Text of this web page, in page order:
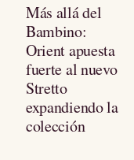
Más allá del
Bambino:
Orient apuesta
fuerte al nuevo
Stretto
expandiendo la
colección